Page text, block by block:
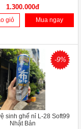
1.300.000đ
giỏ Mua ngay
-9%
sinh ghế nỉ L-28 Soft99
Nhật Bản